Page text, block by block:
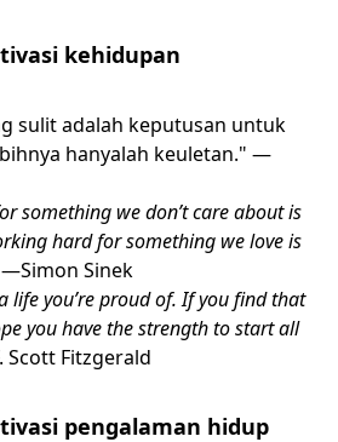
kehidupan
sulit adalah keputusan untuk
hanyalah keuletan." —
something we don’t care about is
hard for something we love is
Sinek
life you’re proud of. If you find that
you have the strength to start all
Scott Fitzgerald
pengalaman hidup